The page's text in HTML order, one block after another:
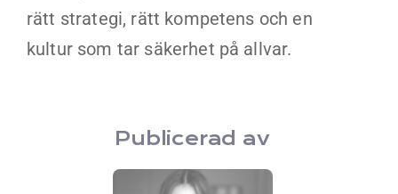
rätt strategi, rätt kompetens och en
kultur som tar säkerhet på allvar.
Publicerad av